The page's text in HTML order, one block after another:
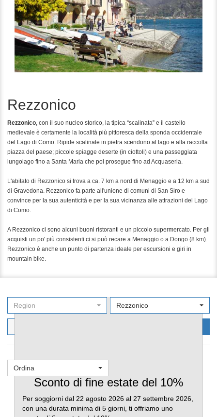
Rezzonico
Rezzonico, con il suo nucleo storico, la tipica “scalinata” e il castello
medievale è certamente la località più pittoresca della sponda occidentale
del Lago di Como. Ripide scalinate in pietra scendono al lago e alla raccolta
piazza del paese; piccole spiagge deserte (in ciottoli) e una passeggiata
lungolago fino a Santa Maria che poi prosegue fino ad Acquaseria.
L'abitato di Rezzonico si trova a ca. 7 km a nord di Menaggio e a 12 km a sud
di Gravedona. Rezzonico fa parte all'unione di comuni di San Siro e
convince per la sua autenticità e per la sua vicinanza alle attrazioni del Lago
di Como.
A Rezzonico ci sono alcuni buoni ristoranti e un piccolo supermercato. Per gli
acquisti un po' più consistenti ci si può recare a Menaggio o a Dongo (8 km).
Rezzonico è anche un punto di partenza ideale per escursioni e giri in
mountain bike.
Region Rezzonico
Ordina
Sconto di fine estate del 10%
Per soggiorni dal 22 agosto 2026 al 27 settembre 2026,
con una durata minima di 5 giorni, ti offriamo uno